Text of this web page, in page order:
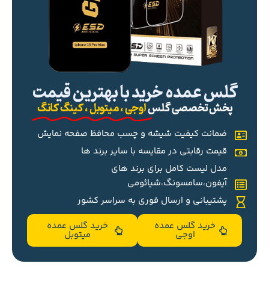
گلس عمده خرید با بهترین قیمت
پخش تخصصی گلساوجی ، میتوبل ، کینگ کانگ
ضمانت کیفیت شیشه و چسب محافظ صفحه نمایش
قیمت رقابتی در مقایسه با سایر برند ها
مدل لیست کامل برای برند های
آیفون،سامسونگ،شیائومی
پشتیبانی و ارسال فوری به سراسر کشور
خرید گلس عمده
اوجی
خرید گلس عمده
میتوبل